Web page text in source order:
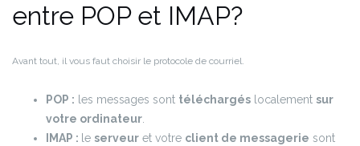
entre POP et IMAP?
Avant tout, il vous faut choisir le protocole de courriel.
POP : les messages sont téléchargés localement sur
votre ordinateur.
IMAP : le serveur et votre client de messagerie sont